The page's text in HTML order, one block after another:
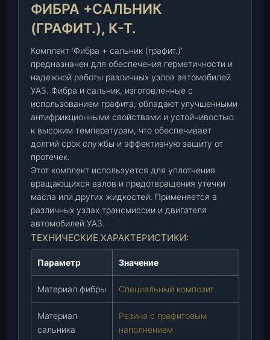
л
ь
н
и
к
(
г
р
а
ф
и
т
)
к
ФИБРА +САЛЬНИК
(ГРАФИТ.), К-Т.
Комплект ‘Фибра + сальник (графит.)’
предназначен для обеспечения герметичности и
надежной работы различных узлов автомобилей
УАЗ. Фибра и сальник, изготовленные с
использованием графита, обладают улучшенными
антифрикционными свойствами и устойчивостью
к высоким температурам, что обеспечивает
долгий срок службы и эффективную защиту от
протечек.
Этот комплект используется для уплотнения
вращающихся валов и предотвращения утечки
масла или других жидкостей. Применяется в
различных узлах трансмиссии и двигателя
автомобилей УАЗ.
ТЕХНИЧЕСКИЕ ХАРАКТЕРИСТИКИ:
Параметр Значение
Материал фибры Специальный композит
Материал
сальника
Резина с графитовым
наполнением